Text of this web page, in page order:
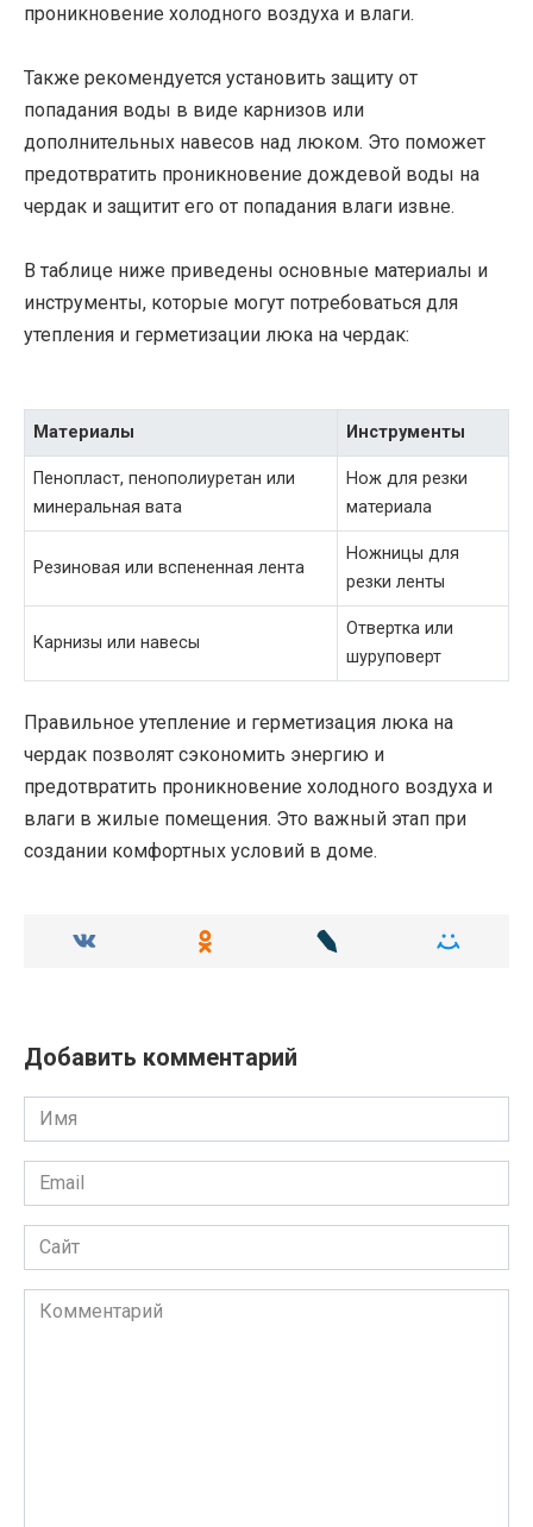
проникновение холодного воздуха и влаги.
Также рекомендуется установить защиту от
попадания воды в виде карнизов или
дополнительных навесов над люком. Это поможет
предотвратить проникновение дождевой воды на
чердак и защитит его от попадания влаги извне.
В таблице ниже приведены основные материалы и
инструменты, которые могут потребоваться для
утепления и герметизации люка на чердак:
Материалы Инструменты
Пенопласт, пенополиуретан или
минеральная вата
Нож для резки
материала
Резиновая или вспененная лента
Ножницы для
резки ленты
Карнизы или навесы
Отвертка или
шуруповерт
Правильное утепление и герметизация люка на
чердак позволят сэкономить энергию и
предотвратить проникновение холодного воздуха и
влаги в жилые помещения. Это важный этап при
создании комфортных условий в доме.
Добавить комментарий
Имя
Email
Сайт
Комментарий